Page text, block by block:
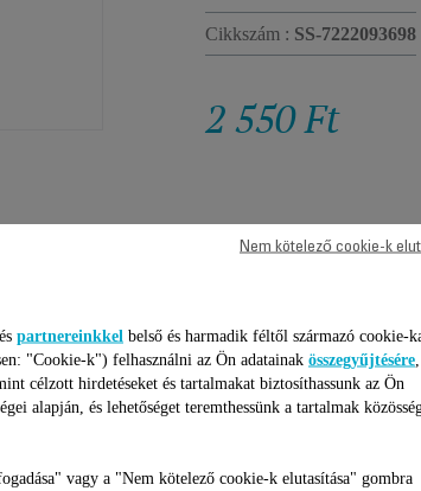
Cikkszám : SS-7222093698
2 550 Ft
partnereinkkel belső és harmadik féltől származó cookie-
"Cookie-k") felhasználni az Ön adatainak összegyűjtésére
célzott hirdetéseket és tartalmakat biztosíthassunk az Ön
alapján, és lehetőséget teremthessünk a tartalmak
vagy a "Nem kötelező cookie-k elutasítása" gombra
Nem kötelező cookie-k